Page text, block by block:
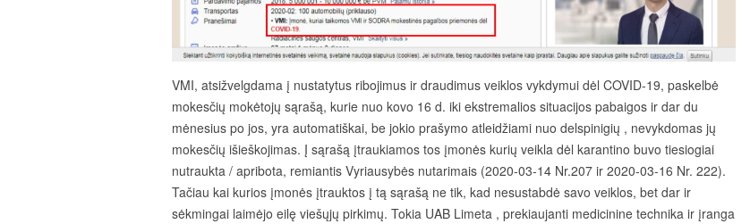
VMI, atsižvelgdama į nustatytus ribojimus ir draudimus veiklos vykdymui dėl COVID-19, paskelbė
mokesčių mokėtojų sąrašą, kurie nuo kovo 16 d. iki ekstremalios situacijos pabaigos ir dar du
mėnesius po jos, yra automatiškai, be jokio prašymo atleidžiami nuo delspinigių , nevykdomas jų
mokesčių išieškojimas. Į sąrašą įtraukiamos tos įmonės kurių veikla dėl karantino buvo tiesiogiai
nutraukta / apribota, remiantis Vyriausybės nutarimais (2020-03-14 Nr.207 ir 2020-03-16 Nr. 222).
Tačiau kai kurios įmonės įtrauktos į tą sąrašą ne tik, kad nesustabdė savo veiklos, bet dar ir
sėkmingai laimėjo eilę viešųjų pirkimų. Tokia UAB Limeta , prekiaujanti medicinine technika ir įranga